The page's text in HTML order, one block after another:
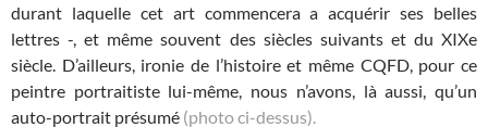
durant laquelle cet art commencera a acquérir ses belles
lettres -, et même souvent des siècles suivants et du XIXe
siècle. D’ailleurs, ironie de l’histoire et même CQFD, pour ce
peintre portraitiste lui-même, nous n’avons, là aussi, qu’un
auto-portrait présumé (photo ci-dessus).